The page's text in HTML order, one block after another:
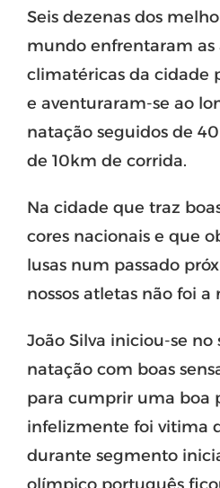
Seis dezenas dos
mundo enfrentaram as
climatéricas da cidade
e aventuraram-se ao
natação seguidos de
de 10km de corrida.
Na cidade que traz
cores nacionais e que
lusas num passado
nossos atletas não foi a
João Silva iniciou-se
natação com boas
para cumprir uma boa
infelizmente foi vitima
durante segmento